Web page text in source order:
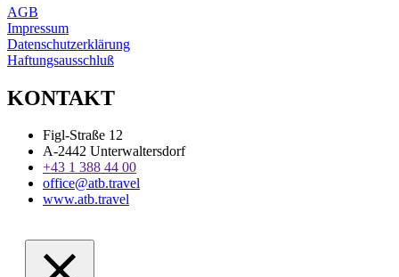
AGB
Impressum
Datenschutzerklärung
Haftungsausschluß
KONTAKT
Figl-Straße 12
A-2442 Unterwaltersdorf
+43 1 388 44 00
office@atb.travel
www.atb.travel